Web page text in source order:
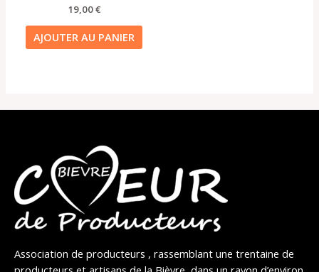
19,00€
AJOUTER AU PANIER
Association de producteurs , rassemblant une trentaine de